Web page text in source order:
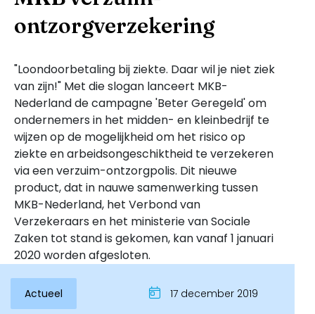
Inloggen
ontzorgverzekering
"Loondoorbetaling bij ziekte. Daar wil je niet ziek
van zijn!" Met die slogan lanceert MKB-
Nederland de campagne 'Beter Geregeld' om
ondernemers in het midden- en kleinbedrijf te
wijzen op de mogelijkheid om het risico op
ziekte en arbeidsongeschiktheid te verzekeren
via een verzuim-ontzorgpolis. Dit nieuwe
product, dat in nauwe samenwerking tussen
MKB-Nederland, het Verbond van
Verzekeraars en het ministerie van Sociale
Zaken tot stand is gekomen, kan vanaf 1 januari
2020 worden afgesloten.
Actueel 17 december 2019